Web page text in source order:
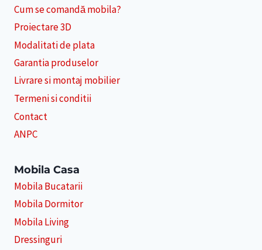
Cum se comandă mobila?
Proiectare 3D
Modalitati de plata
Garantia produselor
Livrare si montaj mobilier
Termeni si conditii
Contact
ANPC
Mobila Casa
Mobila Bucatarii
Mobila Dormitor
Mobila Living
Dressinguri